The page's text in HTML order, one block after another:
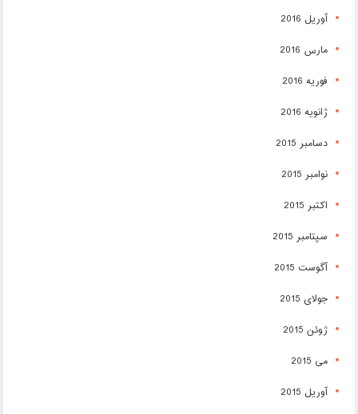
آوریل 2016
مارس 2016
فوریه 2016
ژانویه 2016
دسامبر 2015
نوامبر 2015
اکتبر 2015
سپتامبر 2015
آگوست 2015
جولای 2015
ژوئن 2015
می 2015
آوریل 2015